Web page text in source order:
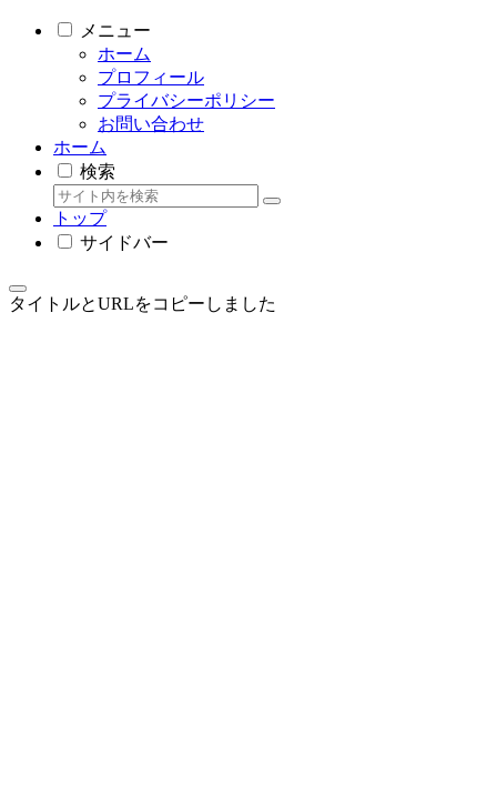
メニュー
ホーム
プロフィール
プライバシーポリシー
お問い合わせ
ホーム
検索
トップ
サイドバー
タイトルとURLをコピーしました